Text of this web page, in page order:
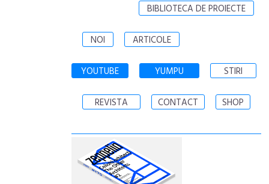
BIBLIOTECA DE PROIECTE
NOI ARTICOLE
YOUTUBE YUMPU STIRI
REVISTA CONTACT SHOP